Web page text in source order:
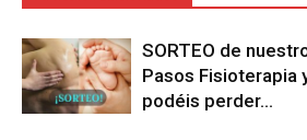
SORTEO de
Pasos Fisioterapia
podéis perder…